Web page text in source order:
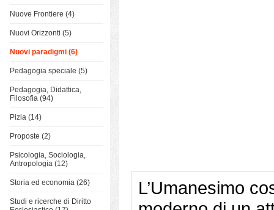
Nuove Frontiere (4)
Nuovi Orizzonti (5)
Nuovi paradigmi (6)
Pedagogia speciale (5)
Pedagogia, Didattica,
Filosofia (94)
Pizia (14)
Proposte (2)
Psicologia, Sociologia,
Antropologia (12)
Storia ed economia (26)
Studi e ricerche di Diritto
L’Umanesimo